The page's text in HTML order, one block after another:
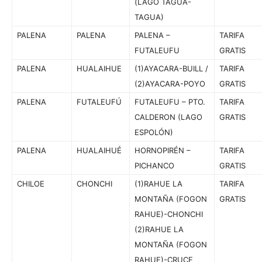
TAGUA)
PALENA
PALENA
PALENA –
FUTALEUFU
TARIFA
GRATIS
PALENA
HUALAIHUE
(1)AYACARA-BUILL /
(2)AYACARA-POYO
TARIFA
GRATIS
PALENA
FUTALEUFÚ
FUTALEUFU – PTO.
CALDERON (LAGO
ESPOLÓN)
TARIFA
GRATIS
PALENA HUALAIHUÉ
HORNOPIRÉN –
PICHANCO
TARIFA
GRATIS
CHILOE
CHONCHI
(1)RAHUE LA
MONTAÑA (FOGON
RAHUE)-CHONCHI
(2)RAHUE LA
MONTAÑA (FOGON
RAHUE)-CRUCE
TARIFA
GRATIS